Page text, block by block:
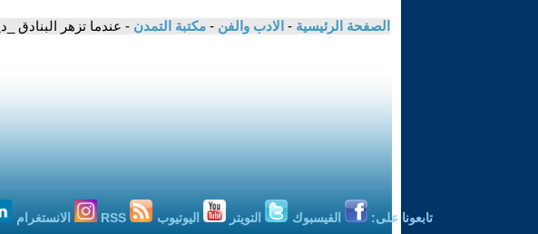
الصفحة الرئيسية - الادب والفن - مكتبة التمدن - عندما تزهر البنادق
تابعونا على: الفيسبوك التويتر اليوتيوب الانستغرام